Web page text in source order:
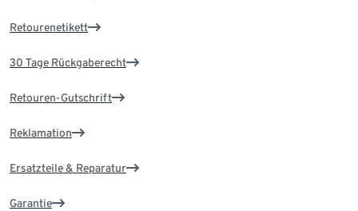
Retourenetikett
30 Tage Rückgaberecht
Retouren-Gutschrift
Reklamation
Ersatzteile & Reparatur
Garantie